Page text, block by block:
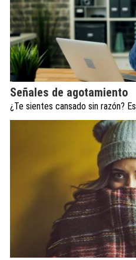
Señales de agotamiento
¿Te sientes cansado sin razón?